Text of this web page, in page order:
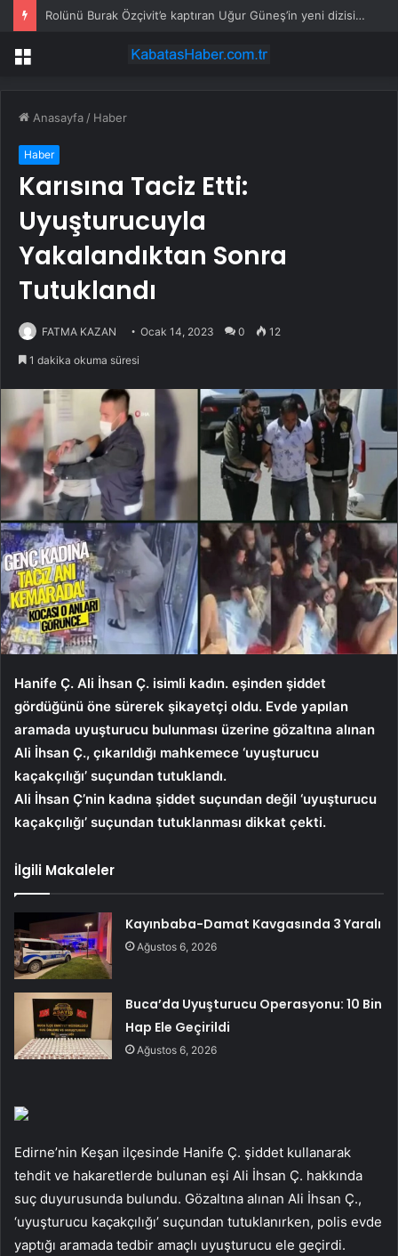
Rolünü Burak Özçivit’e kaptıran Uğur Güneş’in yeni dizisi belli oldu
Menü
Anasayfa / Haber
Haber
Karısına Taciz Etti:
Uyuşturucuyla
Yakalandıktan Sonra
Tutuklandı
FATMA KAZAN Ocak 14, 2023 0 12
1 dakika okuma süresi
Hanife Ç. Ali İhsan Ç. isimli kadın. eşinden şiddet
gördüğünü öne sürerek şikayetçi oldu. Evde yapılan
aramada uyuşturucu bulunması üzerine gözaltına alınan
Ali İhsan Ç., çıkarıldığı mahkemece ‘uyuşturucu
kaçakçılığı’ suçundan tutuklandı.
Ali İhsan Ç’nin kadına şiddet suçundan değil ‘uyuşturucu
kaçakçılığı’ suçundan tutuklanması dikkat çekti.
İlgili Makaleler
Kayınbaba-Damat Kavgasında 3 Yaralı
Ağustos 6, 2026
Buca’da Uyuşturucu Operasyonu: 10 Bin
Hap Ele Geçirildi
Ağustos 6, 2026
Edirne’nin Keşan ilçesinde Hanife Ç. ​​şiddet kullanarak
tehdit ve hakaretlerde bulunan eşi Ali İhsan Ç. hakkında
suç duyurusunda bulundu. Gözaltına alınan Ali İhsan Ç.,
‘uyuşturucu kaçakçılığı’ suçundan tutuklanırken, polis evde
yaptığı aramada tedbir amaçlı uyuşturucu ele geçirdi.